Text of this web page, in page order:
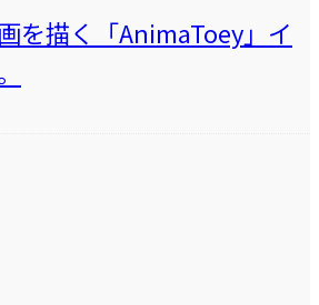
を描く「AnimaToey」イ